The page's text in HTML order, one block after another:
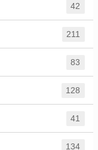
42
211
83
128
41
134